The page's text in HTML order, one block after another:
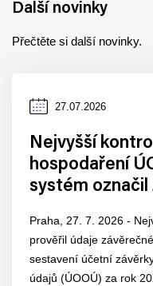
Další novinky
Přečtěte si další novinky.
Datum
27.07.2026
Nejvyšší
hospodaření
systém označil
Praha, 27. 7. 2026 -
prověřil údaje
sestavení účetní
údajů (ÚOOÚ) za rok